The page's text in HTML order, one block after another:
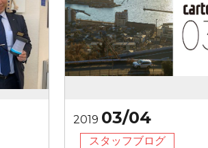
2019 03/04
スタッフブログ